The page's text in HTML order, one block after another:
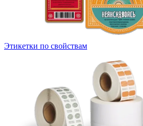
Этикетки по свойствам